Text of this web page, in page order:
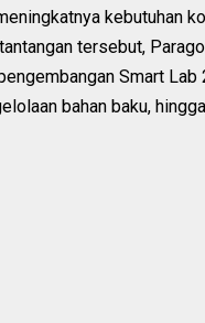
kebutuhan
tersebut,
Smart Lab
bahan baku,